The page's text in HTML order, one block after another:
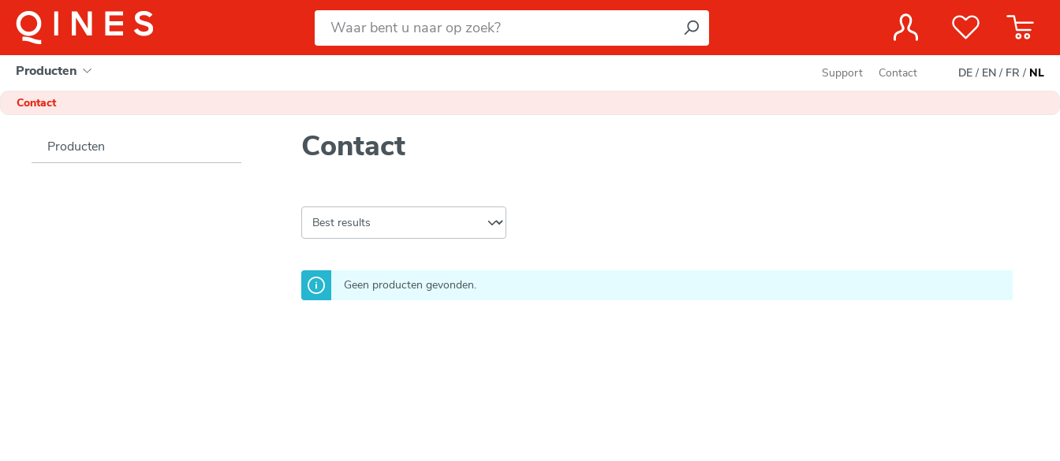
zoekopdracht Ga naar de hoofdnavigatie
Producten Support Contact DE / EN / FR / NL
Contact
Producten Contact
Geen producten gevonden.